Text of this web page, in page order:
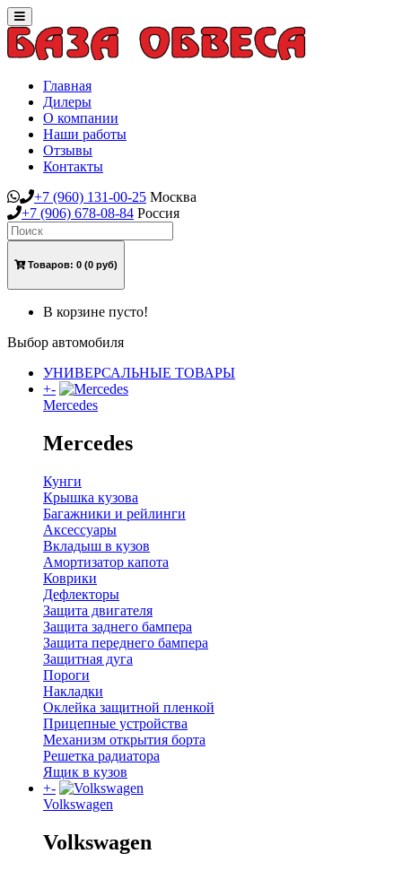
Toggle
navigation
Главная
Дилеры
О компании
Наши работы
Отзывы
Контакты
+7 (960) 131-00-25 Москва
+7 (906) 678-08-84 Россия
Товаров: 0 (0 руб)
В корзине пусто!
Выбор автомобиля
УНИВЕРСАЛЬНЫЕ ТОВАРЫ
+-
Mercedes
Mercedes
Кунги
Крышка кузова
Багажники и рейлинги
Аксессуары
Вкладыш в кузов
Амортизатор капота
Коврики
Дефлекторы
Защита двигателя
Защита заднего бампера
Защита переднего бампера
Защитная дуга
Пороги
Накладки
Оклейка защитной пленкой
Прицепные устройства
Механизм открытия борта
Решетка радиатора
Ящик в кузов
+-
Volkswagen
Volkswagen